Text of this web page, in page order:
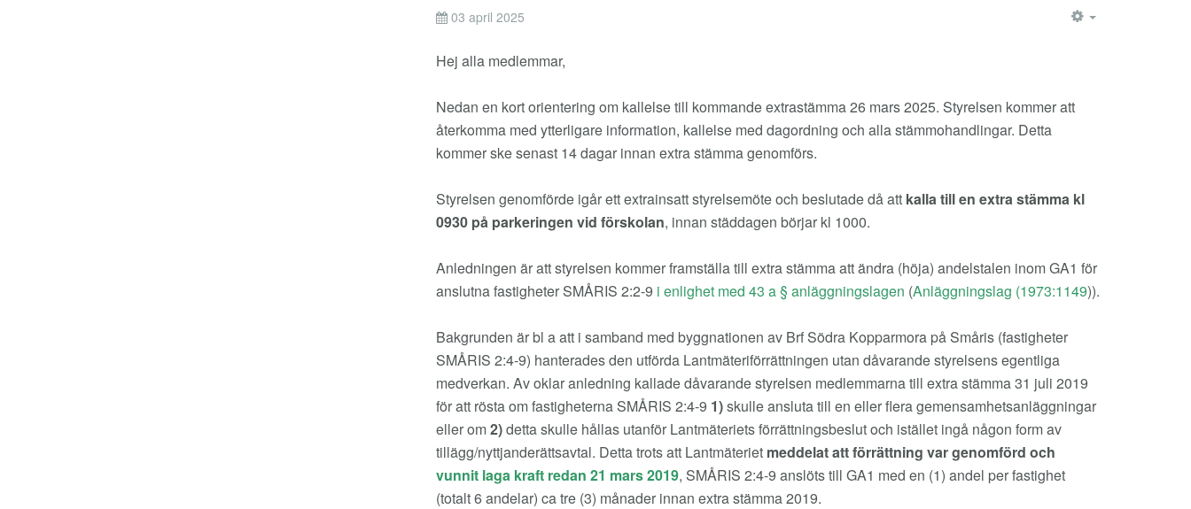
03 april 2025
Hej alla medlemmar,
Nedan en kort orientering om kallelse till kommande extrastämma 26 mars 2025. Styrelsen kommer att
återkomma med ytterligare information, kallelse med dagordning och alla stämmohandlingar. Detta
kommer ske senast 14 dagar innan extra stämma genomförs.
Styrelsen genomförde igår ett extrainsatt styrelsemöte och beslutade då att kalla till en extra stämma kl
0930 på parkeringen vid förskolan, innan städdagen börjar kl 1000.
Anledningen är att styrelsen kommer framställa till extra stämma att ändra (höja) andelstalen inom GA1 för
anslutna fastigheter SMÅRIS 2:2-9 i enlighet med 43 a § anläggningslagen (Anläggningslag (1973:1149)).
Bakgrunden är bl a att i samband med byggnationen av Brf Södra Kopparmora på Småris (fastigheter
SMÅRIS 2:4-9) hanterades den utförda Lantmäteriförrättningen utan dåvarande styrelsens egentliga
medverkan. Av oklar anledning kallade dåvarande styrelsen medlemmarna till extra stämma 31 juli 2019
för att rösta om fastigheterna SMÅRIS 2:4-9 1)skulle ansluta till en eller flera gemensamhetsanläggningar
eller om2)detta skulle hållas utanför Lantmäteriets förrättningsbeslut och istället ingå någon form av
tillägg/nyttjanderättsavtal. Detta trots att Lantmäteriet meddelat att förrättning var genomförd och
vunnit laga kraft redan 21 mars 2019, SMÅRIS 2:4-9 anslöts till GA1 med en (1) andel per fastighet
(totalt 6 andelar) ca tre (3) månader innan extra stämma 2019.